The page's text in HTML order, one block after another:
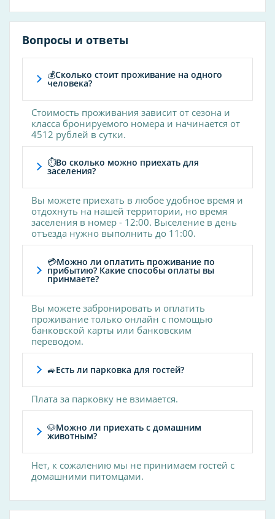
кардиолог
мануальный терапевт
невролог
ортопед
проктолог
терапевт
уролог
Методы диагностики
ЭКГ
Услуги общие
Отдыхающие с помощью заботливого
персонала могут пройти курсы лечения
заболеваний верхних дыхательных путей,
опорно-двигательного аппарата, нервных и
психических расстройств. Этому способствуют
процедуры, оказываемые специалистами
санатория по назначению врача.
Популярные удобства
Wi-Fi
Парковка
Wi-Fi на территории
Пляж
Бассейн
Кондиционер
Круглосуточная стойка регистрации
Вопросы и ответы
💰Сколько стоит проживание на одного
человека?
Стоимость проживания зависит от сезона и
класса бронируемого номера и начинается от
4512 рублей в сутки.
⏱Во сколько можно приехать для
заселения?
Вы можете приехать в любое удобное время и
отдохнуть на нашей территории, но время
заселения в номер - 12:00. Выселение в день
отъезда нужно выполнить до 11:00.
💳Можно ли оплатить проживание по
прибытию? Какие способы оплаты вы
принмаете?
Вы можете забронировать и оплатить
проживание только онлайн с помощью
банковской карты или банковским
переводом.
🚙Есть ли парковка для гостей?
Плата за парковку не взимается.
🐶Можно ли приехать с домашним
животным?
Нет, к сожалению мы не принимаем гостей с
домашними питомцами.